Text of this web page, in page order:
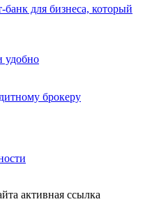
для бизнеса, который
удобно
брокеру
активная ссылка